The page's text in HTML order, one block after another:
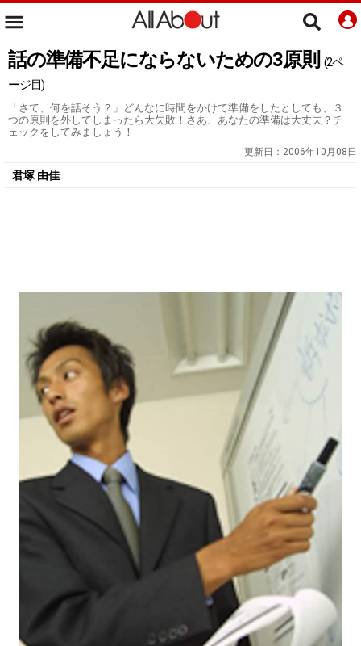
話の準備不足にならないための3原則 (2ペ
ージ目)
「さて、何を話そう？」どんなに時間をかけて準備をしたとしても、３
つの原則を外してしまったら大失敗！さあ、あなたの準備は大丈夫？チ
ェックをしてみましょう！
更新日： 2006年10月08日
君塚 由佳